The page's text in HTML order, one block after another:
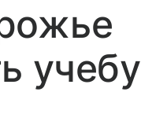
учебу